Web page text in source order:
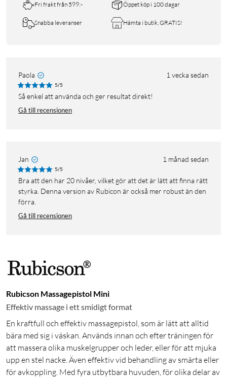
Fri frakt från 599:- Öppet köp i 100 dagar
Snabba leveranser Hämta i butik, GRATIS!
Paola 1 vecka sedan
5/5
Så enkel att använda och ger resultat direkt!
Gå till recensionen
Jan 1 månad sedan
5/5
Bra att den har 20 nivåer, vilket gör att det är lätt att finna rätt
styrka. Denna version av Rubicon är också mer robust än den
förra.
Gå till recensionen
Rubicson Massagepistol Mini
Effektiv massage i ett smidigt format
En kraftfull och effektiv massagepistol, som är lätt att alltid
bära med sig i väskan. Används innan och efter träningen för
att massera olika muskelgrupper och leder, eller för att mjuka
upp en stel nacke. Även effektiv vid behandling av smärta eller
för avkoppling. Med fyra utbytbara huvuden, för olika delar av